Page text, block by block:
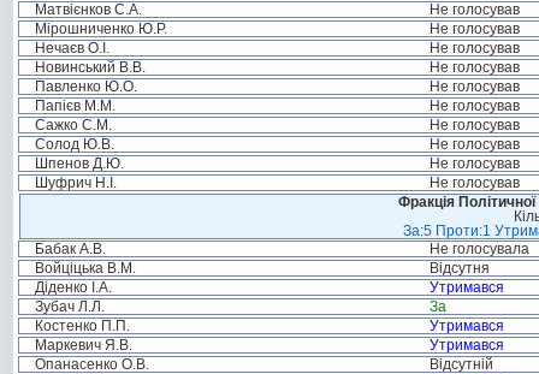
Матвієнков С.А.
Не голосував
Мірошниченко Ю.Р.
Не голосував
Нечаєв О.І.
Не голосував
Новинський В.В.
Не голосував
Павленко Ю.О.
Не голосував
Папієв М.М.
Не голосував
Сажко С.М.
Не голосував
Солод Ю.В.
Не голосував
Шпенов Д.Ю.
Не голосував
Шуфрич Н.І.
Не голосував
Фракція
За:5 Проти:1
Бабак А.В.
Не голосувала
Войціцька В.М.
Відсутня
Діденко І.А.
Утримався
Зубач Л.Л.
За
Костенко П.П.
Утримався
Маркевич Я.В.
Утримався
Опанасенко О.В.
Відсутній